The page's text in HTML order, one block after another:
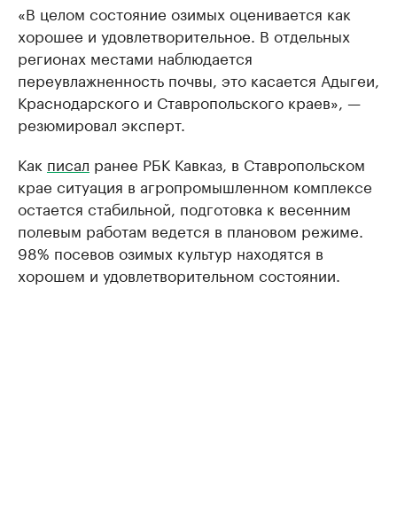
«В целом состояние озимых оценивается как
хорошее и удовлетворительное. В отдельных
регионах местами наблюдается
переувлажненность почвы, это касается Адыгеи,
Краснодарского и Ставропольского краев», —
резюмировал эксперт.
Как писал ранее РБК Кавказ, в Ставропольском
крае ситуация в агропромышленном комплексе
остается стабильной, подготовка к весенним
полевым работам ведется в плановом режиме.
98% посевов озимых культур находятся в
хорошем и удовлетворительном состоянии.